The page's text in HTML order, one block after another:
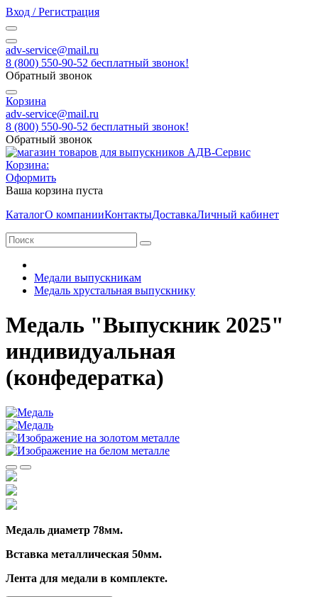
Вход / Регистрация
adv-service@mail.ru
8 (800) 550-90-52 бесплатный звонок!
Обратный звонок
Корзина
adv-service@mail.ru
8 (800) 550-90-52 бесплатный звонок!
Обратный звонок
Корзина:
Оформить
Ваша корзина пуста
КаталогО компанииКонтактыДоставкаЛичный кабинет
Медали выпускникам
Медаль хрустальная выпускнику
Медаль "Выпускник 2025"
индивидуальная
(конфедератка)
Медаль диаметр 78мм.
Вставка металлическая 50мм.
Лента для медали в комплекте.